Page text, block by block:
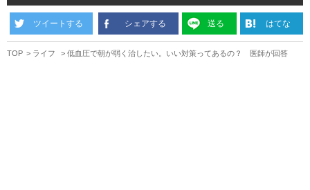
ツイートする シェアする 送る はてな
TOP ライフ 低血圧で朝が弱く治したい。いい対策ってあるの？ 医師が回答